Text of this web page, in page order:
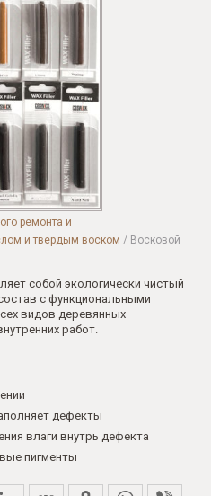
ремонта и
и твердым воском / Восковой
собой экологически чистый
с функциональными
видов деревянных
работ.
дефекты
влаги внутрь дефекта
пигменты